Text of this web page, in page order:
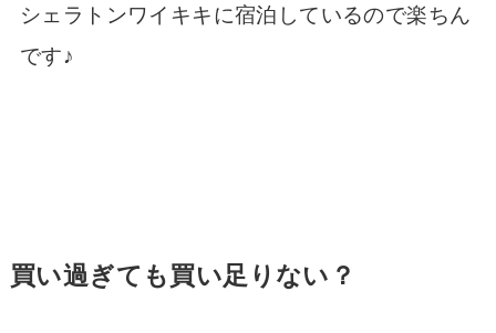
シェラトンワイキキに宿泊しているので楽ちん
です♪
買い過ぎても買い足りない？